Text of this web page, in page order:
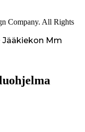
Company. All Rights
Jääkiekon Mm